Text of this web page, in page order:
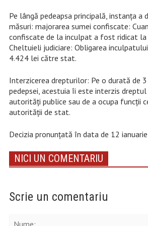
Pe lângă pedeapsa principală, instanța a
măsuri: majorarea sumei confiscate:
confiscate de la inculpat a fost ridicat la
Cheltuieli judiciare: Obligarea
4.424 lei către stat.
Interzicerea drepturilor: Pe o durată de
pedepsei, acestuia îi este interzis
autorități publice sau de a ocupa funcții
autorității de stat.
Decizia pronunțată în data de 12
NICI UN COMENTARIU
Scrie un comentariu